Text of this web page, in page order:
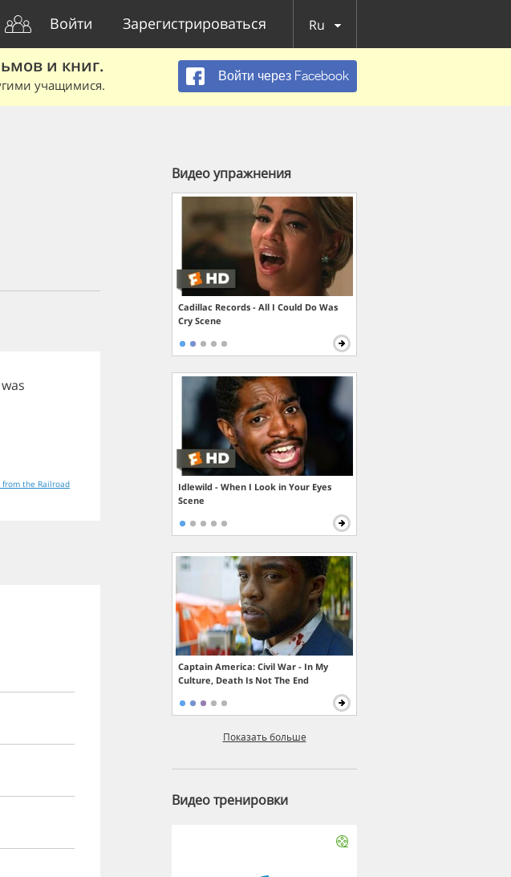
Войти Зарегистрироваться Ru
и книг.
учащимися.
Войти через Facebook
was
from the Railroad
Видео упражнения
Cadillac Records - All I Could Do Was
Cry Scene
Idlewild - When I Look in Your Eyes
Scene
Captain America: Civil War - In My
Culture, Death Is Not The End
Показать больше
Видео тренировки